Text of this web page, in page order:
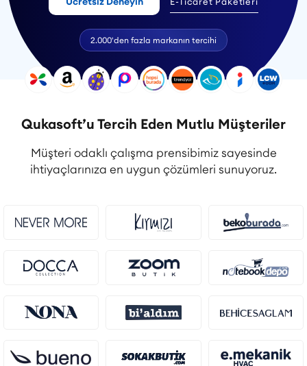
2.000'den fazla markanın tercihi
Qukasoft’u Tercih Eden Mutlu Müşteriler
Müşteri odaklı çalışma prensibimiz sayesinde
ihtiyaçlarınıza en uygun çözümleri sunuyoruz.